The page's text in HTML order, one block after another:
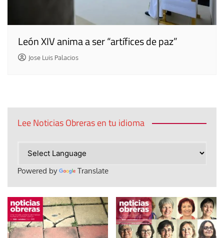
León XIV anima a ser “artífices de paz”
Jose Luis Palacios
Lee Noticias Obreras en tu idioma
Powered by Translate